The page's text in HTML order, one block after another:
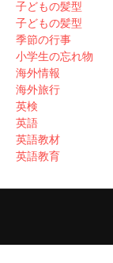
子どもの髪型
子どもの髪型
季節の行事
小学生の忘れ物
海外情報
海外旅行
英検
英語
英語教材
英語教育